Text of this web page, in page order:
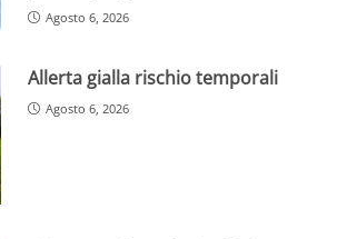
Agosto 6, 2026
Allerta gialla rischio temporali
Agosto 6, 2026